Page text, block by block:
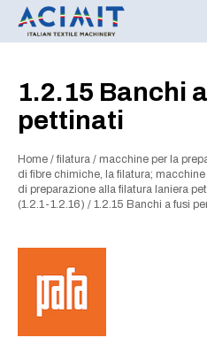
1.2.15 Banchi
pettinati
Home / filatura / macchine per la
di fibre chimiche, la filatura;
di preparazione alla filatura laniera
(1.2.1-1.2.16) / 1.2.15 Banchi a fusi